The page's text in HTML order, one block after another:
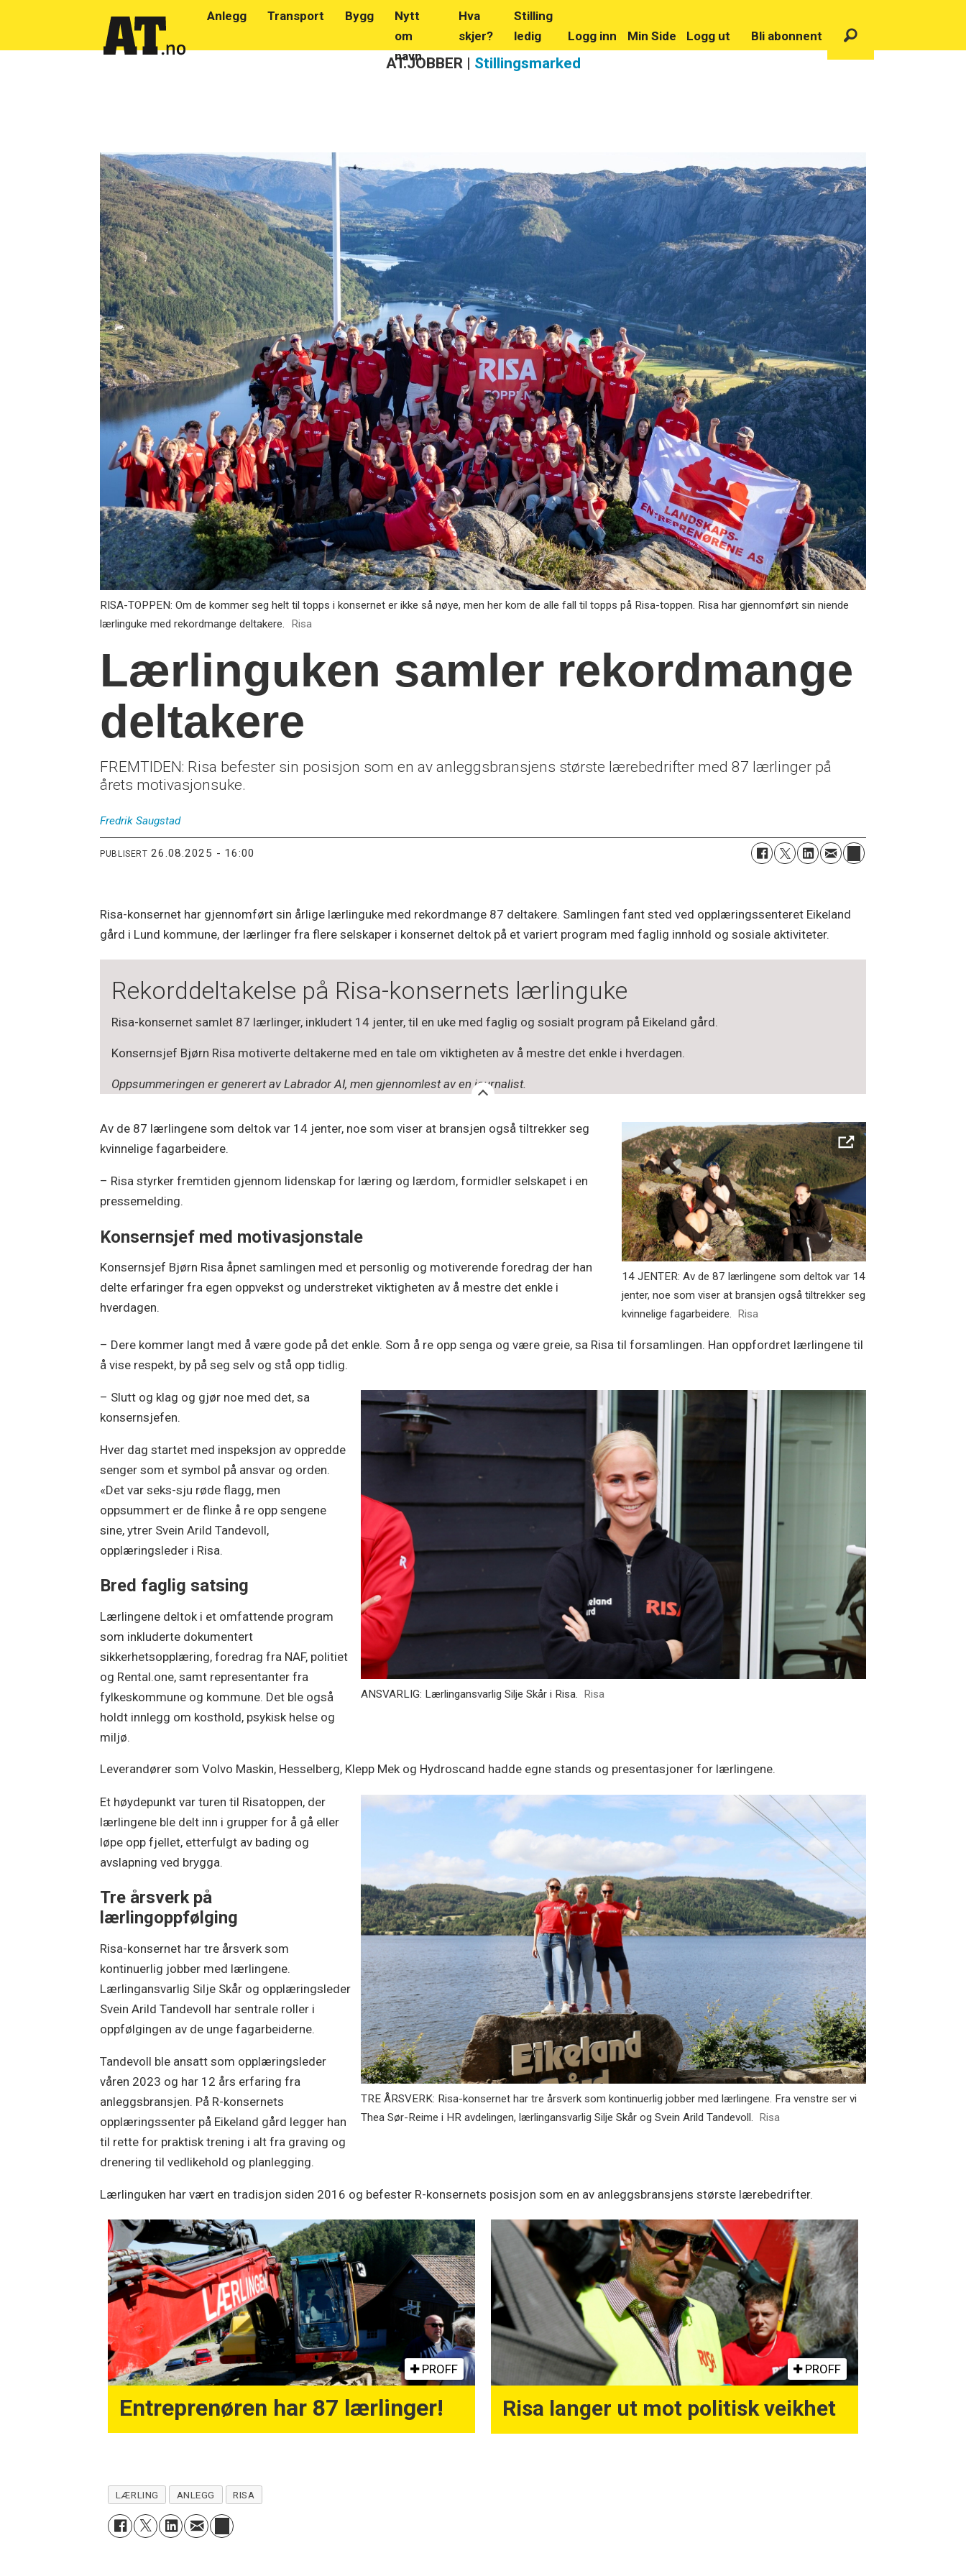
Anlegg Transport Bygg
Nytt
om
navn
Hva
skjer?
Stilling
ledig
Logg inn Min Side Logg ut Bli abonnent
AT.JOBBER | Stillingsmarked
RISA-TOPPEN: Om de kommer seg helt til topps i konsernet er ikke så nøye, men her kom de alle fall til topps på Risa-toppen. Risa har gjennomført sin niende
lærlinguke med rekordmange deltakere.
Risa
Lærlinguken samler rekordmange
deltakere
FREMTIDEN: Risa befester sin posisjon som en av anleggsbransjens største lærebedrifter med 87 lærlinger på
årets motivasjonsuke.
Fredrik Saugstad
PUBLISERT 26.08.2025 - 16:00
Risa-konsernet har gjennomført sin årlige lærlinguke med rekordmange 87 deltakere. Samlingen fant sted ved opplæringssenteret Eikeland
gård i Lund kommune, der lærlinger fra flere selskaper i konsernet deltok på et variert program med faglig innhold og sosiale aktiviteter.
Rekorddeltakelse på Risa-konsernets lærlinguke
Risa-konsernet samlet 87 lærlinger, inkludert 14 jenter, til en uke med faglig og sosialt program på Eikeland gård.
Konsernsjef Bjørn Risa motiverte deltakerne med en tale om viktigheten av å mestre det enkle i hverdagen.
Oppsummeringen er generert av Labrador AI, men gjennomlest av en journalist.
14 JENTER: Av de 87 lærlingene som deltok var 14
jenter, noe som viser at bransjen også tiltrekker seg
kvinnelige fagarbeidere. Risa
Av de 87 lærlingene som deltok var 14 jenter, noe som viser at bransjen også tiltrekker seg
kvinnelige fagarbeidere.
– Risa styrker fremtiden gjennom lidenskap for læring og lærdom, formidler selskapet i en
pressemelding.
Konsernsjef med motivasjonstale
Konsernsjef Bjørn Risa åpnet samlingen med et personlig og motiverende foredrag der han
delte erfaringer fra egen oppvekst og understreket viktigheten av å mestre det enkle i
hverdagen.
– Dere kommer langt med å være gode på det enkle. Som å re opp senga og være greie, sa Risa til forsamlingen. Han oppfordret lærlingene til
å vise respekt, by på seg selv og stå opp tidlig.
ANSVARLIG: Lærlingansvarlig Silje Skår i Risa. Risa
– Slutt og klag og gjør noe med det, sa
konsernsjefen.
Hver dag startet med inspeksjon av oppredde
senger som et symbol på ansvar og orden.
«Det var seks-sju røde flagg, men
oppsummert er de flinke å re opp sengene
sine, ytrer Svein Arild Tandevoll,
opplæringsleder i Risa.
Bred faglig satsing
Lærlingene deltok i et omfattende program
som inkluderte dokumentert
sikkerhetsopplæring, foredrag fra NAF, politiet
og Rental.one, samt representanter fra
fylkeskommune og kommune. Det ble også
holdt innlegg om kosthold, psykisk helse og
miljø.
Leverandører som Volvo Maskin, Hesselberg, Klepp Mek og Hydroscand hadde egne stands og presentasjoner for lærlingene.
TRE ÅRSVERK: Risa-konsernet har tre årsverk som kontinuerlig jobber med lærlingene. Fra venstre ser vi
Thea Sør-Reime i HR avdelingen, lærlingansvarlig Silje Skår og Svein Arild Tandevoll.
Risa
Et høydepunkt var turen til Risatoppen, der
lærlingene ble delt inn i grupper for å gå eller
løpe opp fjellet, etterfulgt av bading og
avslapning ved brygga.
Tre årsverk på
lærlingoppfølging
Risa-konsernet har tre årsverk som
kontinuerlig jobber med lærlingene.
Lærlingansvarlig Silje Skår og opplæringsleder
Svein Arild Tandevoll har sentrale roller i
oppfølgingen av de unge fagarbeiderne.
Tandevoll ble ansatt som opplæringsleder
våren 2023 og har 12 års erfaring fra
anleggsbransjen. På R-konsernets
opplæringssenter på Eikeland gård legger han
til rette for praktisk trening i alt fra graving og
drenering til vedlikehold og planlegging.
Lærlinguken har vært en tradisjon siden 2016 og befester R-konsernets posisjon som en av anleggsbransjens største lærebedrifter.
PROFF
Entreprenøren har 87 lærlinger!
PROFF
Risa langer ut mot politisk veikhet
LÆRLING ANLEGG RISA